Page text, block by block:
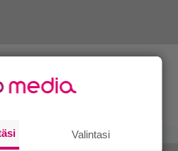
kuvina, osa 1 –
Label Society ja
esiintyjiä
Valintasi